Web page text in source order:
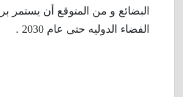
البضائع و من المتوقع أن يستمر
الفضاء الدوليه حتى عام 2030 .